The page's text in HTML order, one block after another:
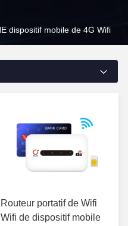
dispositif mobile de 4G Wifi
Routeur portatif de Wifi
Wifi de dispositif mobile